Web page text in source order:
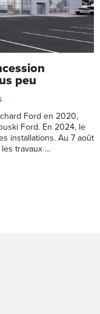
peu
Ford en 2020,
Ford. En 2024, le
installations. Au 7 août
travaux …